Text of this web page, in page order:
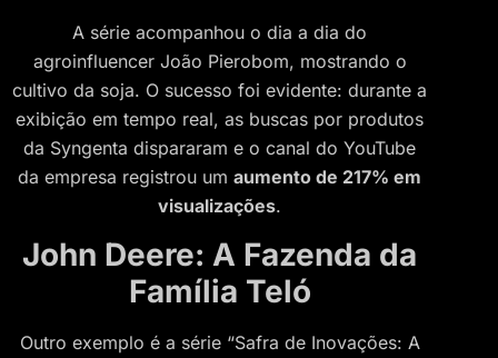
A série acompanhou o dia a dia do
agroinfluencer João Pierobom, mostrando o
cultivo da soja. O sucesso foi evidente: durante a
exibição em tempo real, as buscas por produtos
da Syngenta dispararam e o canal do YouTube
da empresa registrou um aumento de 217% em
visualizações.
John Deere: A Fazenda da
Família Teló
Outro exemplo é a série “Safra de Inovações: A